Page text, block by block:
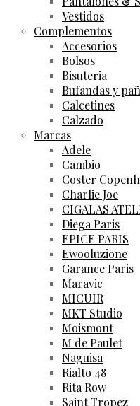
Vestidos
Complementos
Accesorios
Bolsos
Bisuteria
Bufandas y
Calcetines
Calzado
Marcas
Adele
Cambio
Coster
Charlie Joe
CIGALAS
Diega Paris
EPICE PARIS
Ewooluzione
Garance Paris
Maravic
MICUIR
MKT Studio
Moismont
M de Paulet
Naguisa
Rialto 48
Rita Row
Saint Tropez